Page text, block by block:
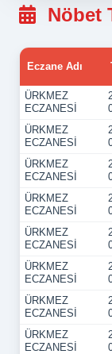
Nöbet
Eczane Adı
ÜRKMEZ
ECZANESİ
ÜRKMEZ
ECZANESİ
ÜRKMEZ
ECZANESİ
ÜRKMEZ
ECZANESİ
ÜRKMEZ
ECZANESİ
ÜRKMEZ
ECZANESİ
ÜRKMEZ
ECZANESİ
ÜRKMEZ
ECZANESİ